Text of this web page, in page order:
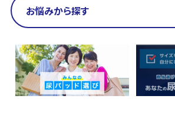
お悩みから探す